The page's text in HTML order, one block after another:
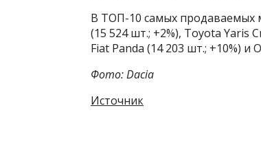
В ТОП-10 самых продаваемых
(15 524 шт.; +2%), Toyota Yaris
Fiat Panda (14 203 шт.; +10%) и
Фото: Dacia
Источник